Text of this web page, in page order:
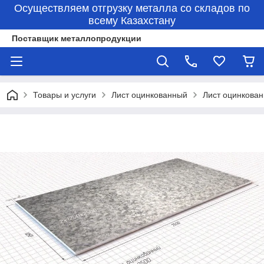
Осуществляем отгрузку металла со складов по
всему Казахстану
Поставщик металлопродукции
Товары и услуги Лист оцинкованный Лист